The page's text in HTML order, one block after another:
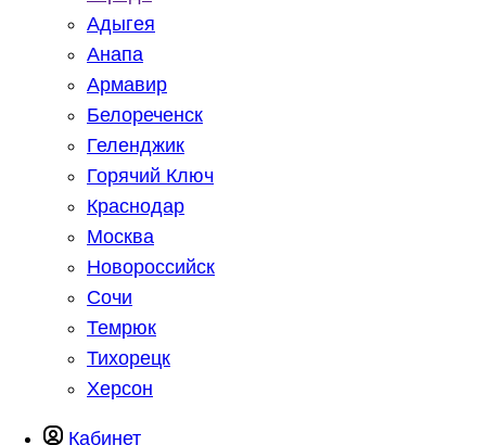
Адыгея
Анапа
Армавир
Белореченск
Геленджик
Горячий Ключ
Краснодар
Москва
Новороссийск
Сочи
Темрюк
Тихорецк
Херсон
Кабинет